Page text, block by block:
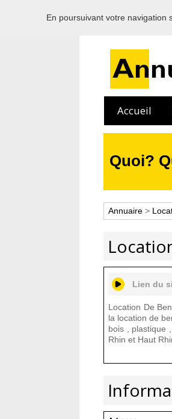
Accueil
Quoi?
Annuaire >
Lien du
Location De
la location de
bois , plastique
Rhin et Haut
En poursuivant votre navigation